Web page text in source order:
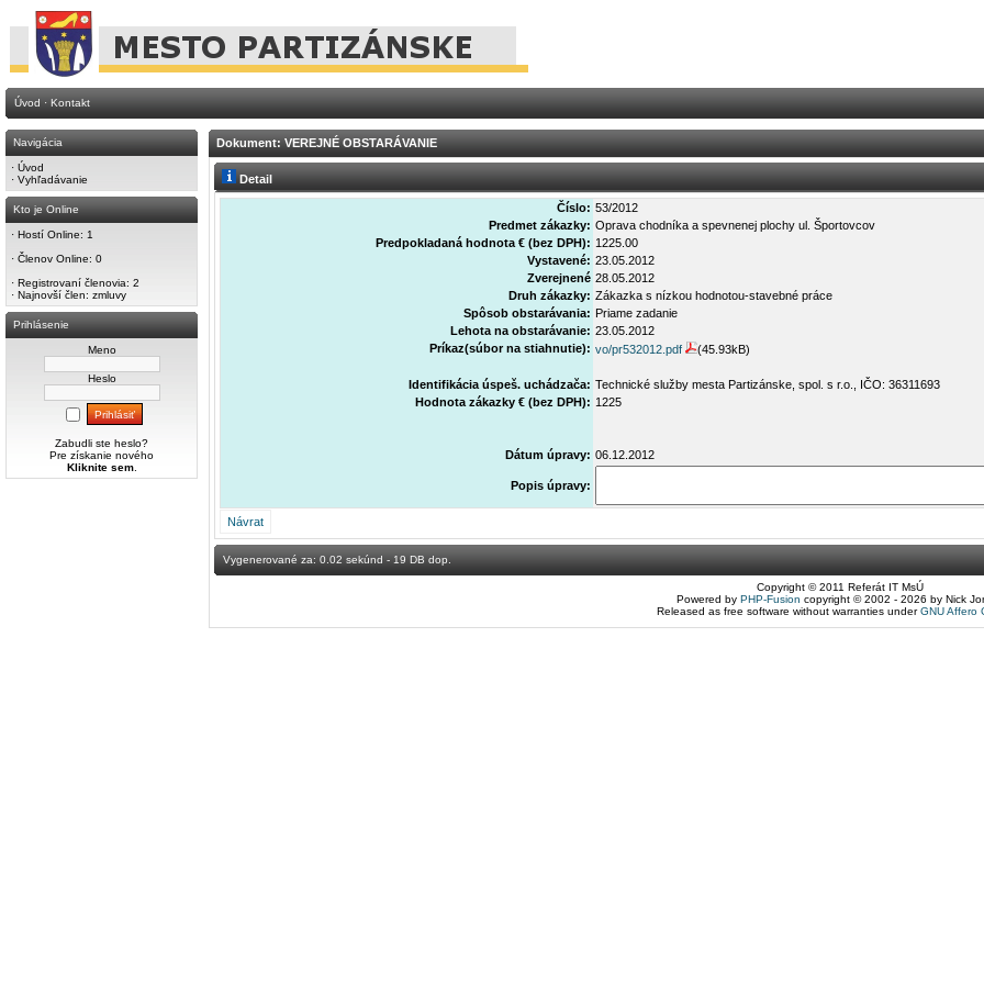
Úvod · Kontakt
Navigácia
· Úvod
· Vyhľadávanie
Kto je Online
· Hostí Online: 1
· Členov Online: 0
· Registrovaní členovia: 2
· Najnovší člen: zmluvy
Prihlásenie
Meno
Heslo
Zabudli ste heslo?
Pre získanie nového
Kliknite sem.
Dokument: VEREJNÉ OBSTARÁVANIE
Detail
Číslo: 53/2012
Predmet zákazky: Oprava chodníka a spevnenej plochy ul. Športovcov
Predpokladaná hodnota € (bez DPH): 1225.00
Vystavené: 23.05.2012
Zverejnené 28.05.2012
Druh zákazky: Zákazka s nízkou hodnotou-stavebné práce
Spôsob obstarávania: Priame zadanie
Lehota na obstarávanie: 23.05.2012
Príkaz(súbor na stiahnutie): vo/pr532012.pdf (45.93kB)
Identifikácia úspeš. uchádzača: Technické služby mesta Partizánske, spol. s r.o., IČO: 36311693
Hodnota zákazky € (bez DPH): 1225
Dátum úpravy: 06.12.2012
Popis úpravy:
Vygenerované za: 0.02 sekúnd - 19 DB dop.
Copyright © 2011 Referát IT MsÚ
Powered by PHP-Fusion copyright © 2002 - 2026 by Nick
Released as free software without warranties underGNU Affero